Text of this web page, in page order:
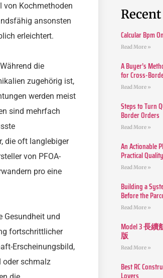
von Kochmethoden
ansonsten
erleichtert.
die
zugehörig ist,
werden meist
sind mehrfach
die oft langlebiger
von PFOA-
pro eine
Gesundheit und
fortschrittlicher
Erscheinungsbild,
oder schmalz
Calcular Bpm
Read More »
A Buyer’s
for Cross-
Read More »
Steps to Turn
Border Orders
Read More »
An Actionable
Practical
Read More »
Building a
Before the
Read More »
Model 3 長
版
Read More »
Best RC